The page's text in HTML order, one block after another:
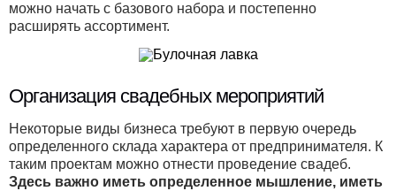
можно начать с базового набора и постепенно
расширять ассортимент.
Организация свадебных мероприятий
Некоторые виды бизнеса требуют в первую очередь
определенного склада характера от предпринимателя. К
таким проектам можно отнести проведение свадеб.
Здесь важно иметь определенное мышление, иметь